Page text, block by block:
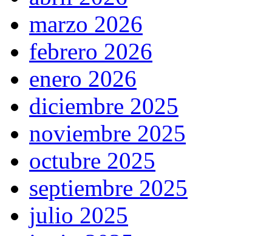
marzo 2026
febrero 2026
enero 2026
diciembre 2025
noviembre 2025
octubre 2025
septiembre 2025
julio 2025